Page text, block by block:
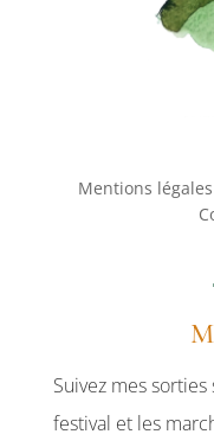
Mentions légales
Suivez mes
festival et les